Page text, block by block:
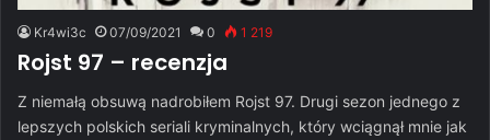
Kr4wi3c 07/09/2021 0 1 219
Rojst 97 – recenzja
Z niemałą obsuwą nadrobiłem Rojst 97. Drugi sezon jednego z
lepszych polskich seriali kryminalnych, który wciągnął mnie jak